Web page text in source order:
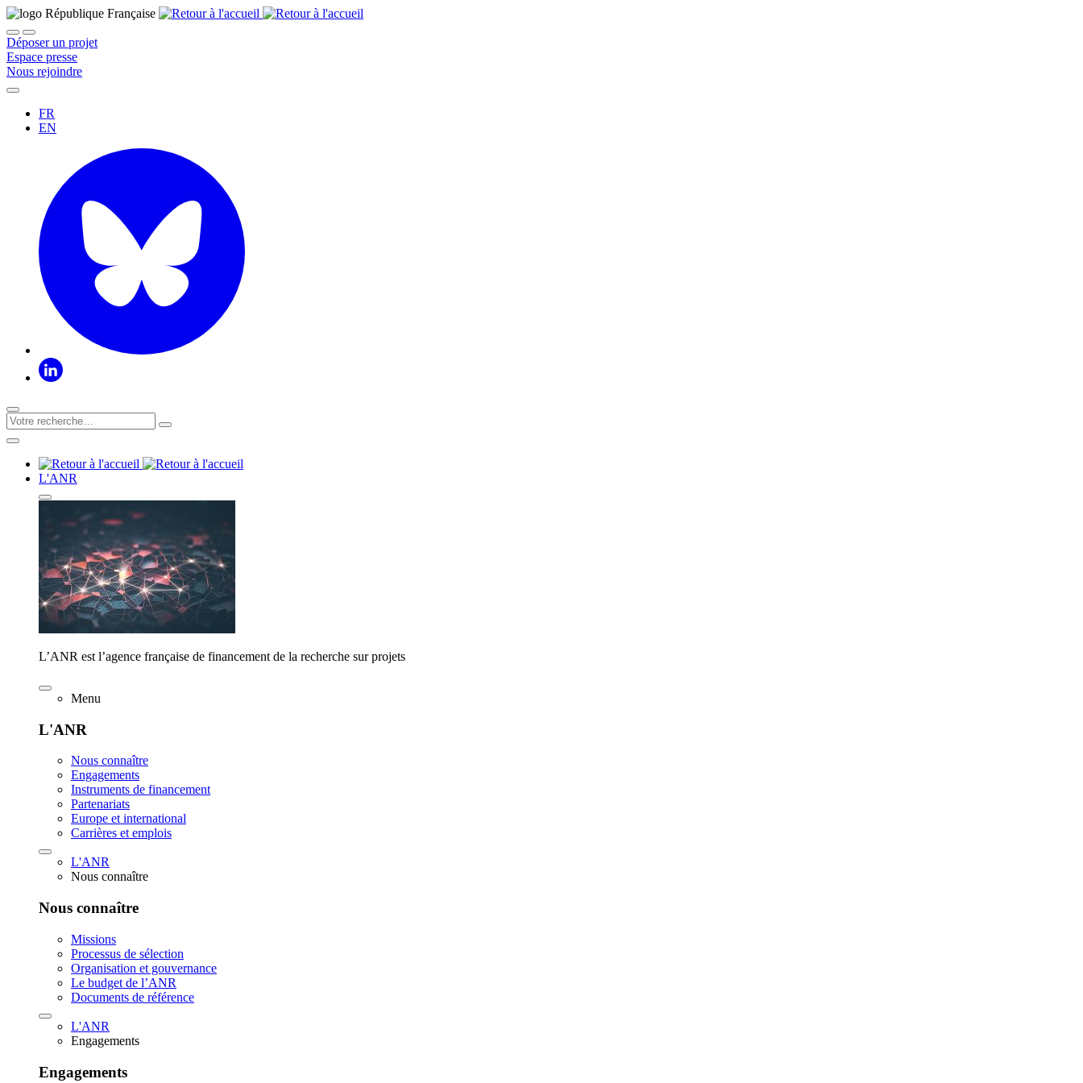
Déposer un projet
Espace presse
Nous rejoindre
FR
EN
L'ANR
L’ANR est l’agence française de financement de la recherche sur projets
Menu
L'ANR
Nous connaître
Engagements
Instruments de financement
Partenariats
Europe et international
Carrières et emplois
L'ANR
Nous connaître
Nous connaître
Missions
Processus de sélection
Organisation et gouvernance
Le budget de l’ANR
Documents de référence
L'ANR
Engagements
Engagements